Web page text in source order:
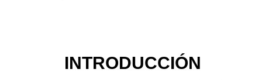
INTRODUCCIÓN